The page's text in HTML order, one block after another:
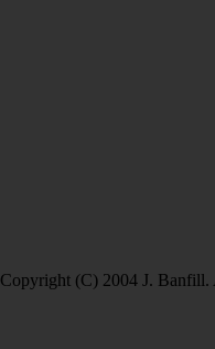
Copyright (C) 2004 J. Banfill.